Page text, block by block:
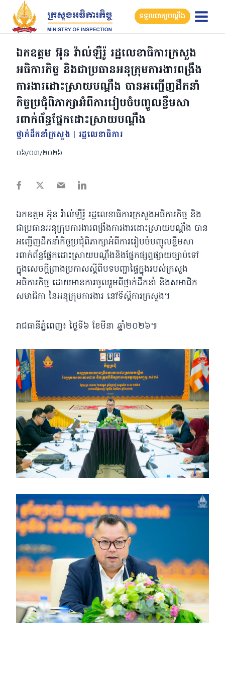
Skip
content
ទទួលពាក្យបណ្តឹង
ឯកឧត្តម អ៊ុន វ៉ាល់ឡឺរ៉ូ រដ្ឋលេខាធិការក្រសួង
អធិការកិច្ច និងជាប្រធានអនុក្រុមការងារពង្រឹង
ការងារដោះស្រាយបណ្តឹង បានអញ្ជើញដឹកនាំ
កិច្ចប្រជុំពិភាក្សាអំពីការរៀបចំបញ្ចូលខ្លឹមសា
រពាក់ព័ន្ធផ្នែកដោះស្រាយបណ្តឹង
ថ្នាក់ដឹកនាំក្រសួង | រដ្ឋលេខាធិការ
០៦/០៣/២០២៦
ឯកឧត្តម អ៊ុន វ៉ាល់ឡឺរ៉ូ រដ្ឋលេខាធិការក្រសួងអធិការកិច្ច និង
ជាប្រធានអនុក្រុមការងារពង្រឹងការងារដោះស្រាយបណ្តឹង បាន
អញ្ជើញដឹកនាំកិច្ចប្រជុំពិភាក្សាអំពីការរៀបចំបញ្ចូលខ្លឹមសា
រពាក់ព័ន្ធផ្នែកដោះស្រាយបណ្តឹងនិងផ្នែកផ្សព្វផ្សាយច្បាប់ទៅ
ក្នុងសេចក្តីព្រាងប្រកាសស្តីពីបទបញ្ជាផ្ទៃក្នុងរបស់ក្រសួង
អធិការកិច្ច ដោយមានការចូលរួមពីថ្នាក់ដឹកនាំ និងសមាជិក
សមាជិកា នៃអនុក្រុមការងារ នៅទីស្ដីការក្រសួង។
រាជធានីភ្នំពេញ៖ ថ្ងៃទី៦ ខែមីនា ឆ្នាំ២០២៦៕